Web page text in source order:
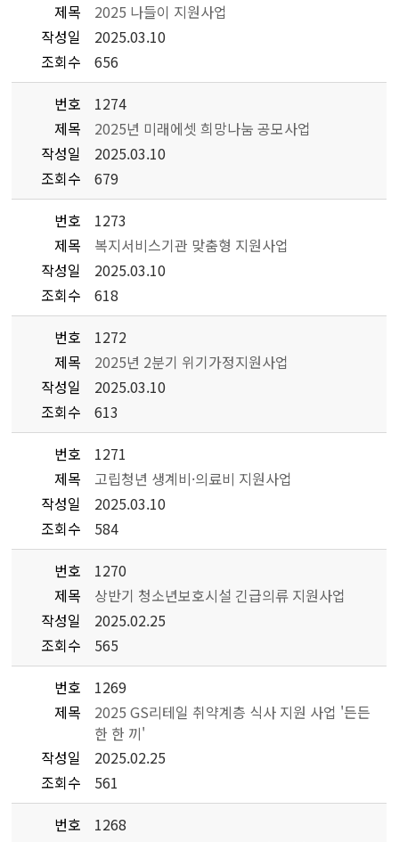
제목
2025 나들이 지원사업
작성일
2025.03.10
조회수
656
번호
1274
제목
2025년 미래에셋 희망나눔 공모사업
작성일
2025.03.10
조회수
679
번호
1273
제목
복지서비스기관 맞춤형 지원사업
작성일
2025.03.10
조회수
618
번호
1272
제목
2025년 2분기 위기가정지원사업
작성일
2025.03.10
조회수
613
번호
1271
제목
고립청년 생계비·의료비 지원사업
작성일
2025.03.10
조회수
584
번호
1270
제목
상반기 청소년보호시설 긴급의류 지원사업
작성일
2025.02.25
조회수
565
번호
1269
제목
2025 GS리테일 취약계층 식사 지원 사업 '든든
한 한 끼'
작성일
2025.02.25
조회수
561
번호
1268